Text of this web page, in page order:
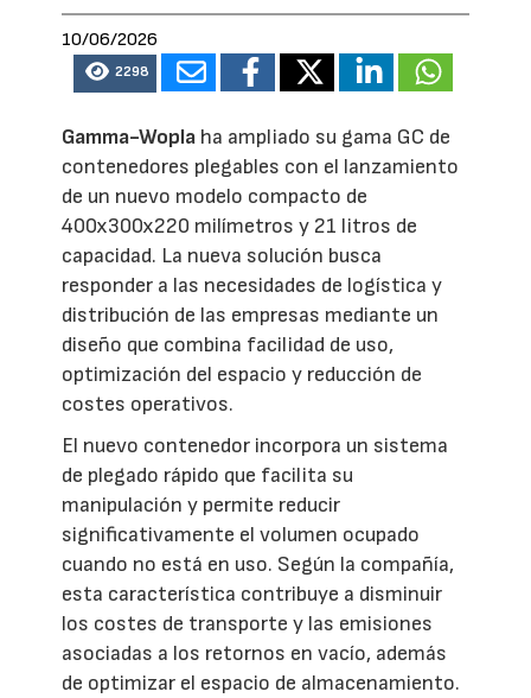
10/06/2026
2298
Gamma-Wopla ha ampliado su gama GC de
contenedores plegables con el lanzamiento
de un nuevo modelo compacto de
400x300x220 milímetros y 21 litros de
capacidad. La nueva solución busca
responder a las necesidades de logística y
distribución de las empresas mediante un
diseño que combina facilidad de uso,
optimización del espacio y reducción de
costes operativos.
El nuevo contenedor incorpora un sistema
de plegado rápido que facilita su
manipulación y permite reducir
significativamente el volumen ocupado
cuando no está en uso. Según la compañía,
esta característica contribuye a disminuir
los costes de transporte y las emisiones
asociadas a los retornos en vacío, además
de optimizar el espacio de almacenamiento.